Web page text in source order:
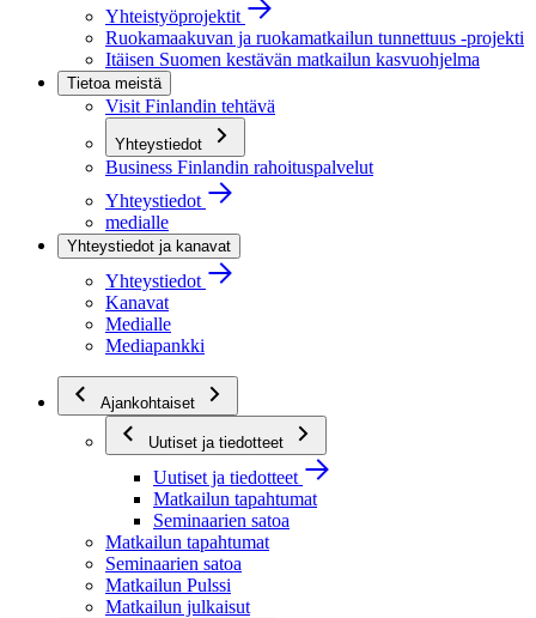
Yhteistyöprojektit
Ruokamaakuvan ja ruokamatkailun tunnettuus -projekti
Itäisen Suomen kestävän matkailun kasvuohjelma
Tietoa meistä
Visit Finlandin tehtävä
Yhteystiedot
Business Finlandin rahoituspalvelut
Yhteystiedot
medialle
Yhteystiedot ja kanavat
Yhteystiedot
Kanavat
Medialle
Mediapankki
Ajankohtaiset
Uutiset ja tiedotteet
Uutiset ja tiedotteet
Matkailun tapahtumat
Seminaarien satoa
Matkailun tapahtumat
Seminaarien satoa
Matkailun Pulssi
Matkailun julkaisut